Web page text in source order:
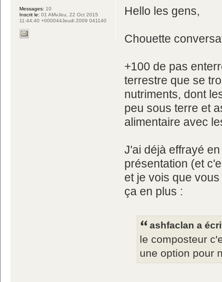
Hello les gens,
Chouette
+100 de pas
terrestre que se
nutriments, dont
peu sous terre et
alimentaire avec
J'ai déjà effrayé
présentation (et
et je vois que
ça en plus :
ashfaclan a
le composteur
une option pour
Messages: 10
Inscrit le: 01 AMvJeu, 22 Oct 2015
11:44:40 +000044Jeudi 2009 041140